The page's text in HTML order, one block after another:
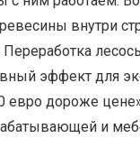
внутри
эффект для
евро дороже
и